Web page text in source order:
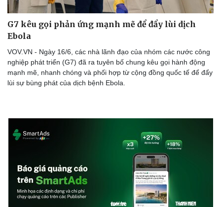
Thông tin doanh nghiệp
Doanh nghiệp 24h
Doanh nhân
Sành điệu
Tin Công nghệ
Trải nghiệm
G7 kêu gọi phản ứng mạnh mẽ để đẩy lùi dịch
Ebola
VOV.VN - Ngày 16/6, các nhà lãnh đạo của nhóm các nước công
nghiệp phát triển (G7) đã ra tuyên bố chung kêu gọi hành động
mạnh mẽ, nhanh chóng và phối hợp từ cộng đồng quốc tế để đẩy
lùi sự bùng phát của dịch bệnh Ebola.